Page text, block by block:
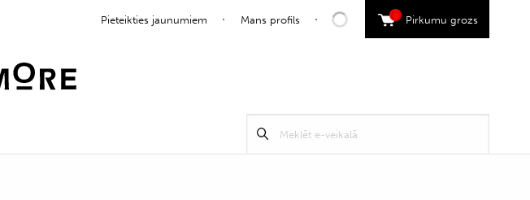
Pieteikties jaunumiem Mans profils Pirkumu grozs
0
Meklēt